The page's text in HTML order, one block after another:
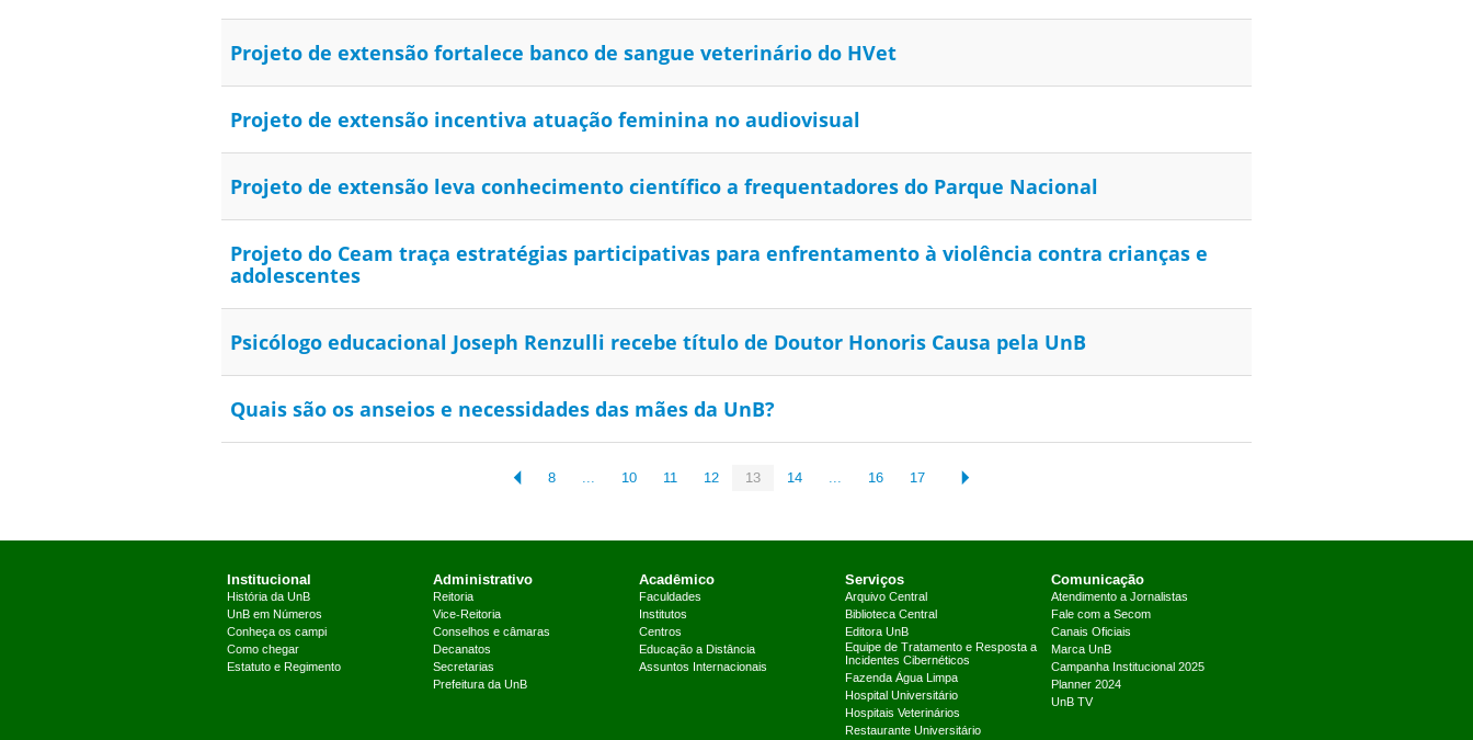
Projeto de extensão fortalece banco de sangue veterinário do HVet
Projeto de extensão incentiva atuação feminina no audiovisual
Projeto de extensão leva conhecimento científico a frequentadores do Parque Nacional
Projeto do Ceam traça estratégias participativas para enfrentamento à violência contra crianças e
adolescentes
Psicólogo educacional Joseph Renzulli recebe título de Doutor Honoris Causa pela UnB
Quais são os anseios e necessidades das mães da UnB?
8 ... 10 11 12 13 14 ... 16 17
Institucional
História da UnB
UnB em Números
Conheça os campi
Como chegar
Estatuto e Regimento
Administrativo
Reitoria
Vice-Reitoria
Conselhos e câmaras
Decanatos
Secretarias
Prefeitura da UnB
Acadêmico
Faculdades
Institutos
Centros
Educação a Distância
Assuntos Internacionais
Serviços
Arquivo Central
Biblioteca Central
Editora UnB
Equipe de Tratamento e Resposta a
Incidentes Cibernéticos
Fazenda Água Limpa
Hospital Universitário
Hospitais Veterinários
Restaurante Universitário
Comunicação
Atendimento a Jornalistas
Fale com a Secom
Canais Oficiais
Marca UnB
Campanha Institucional 2025
Planner 2024
UnB TV